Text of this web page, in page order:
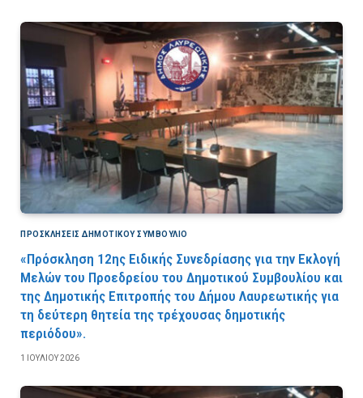
ΠΡΟΣΚΛΉΣΕΙΣ ΔΗΜΟΤΙΚΟΎ ΣΥΜΒΟΎΛΙΟ
«Πρόσκληση 12ης Ειδικής Συνεδρίασης για την Εκλογή
Μελών του Προεδρείου του Δημοτικού Συμβουλίου και
της Δημοτικής Επιτροπής του Δήμου Λαυρεωτικής για
τη δεύτερη θητεία της τρέχουσας δημοτικής
περιόδου».
1 ΙΟΥΛΊΟΥ 2026